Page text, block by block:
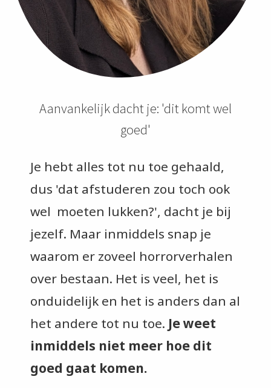
Aanvankelijk dacht je: 'dit komt wel
goed'
Je hebt alles tot nu toe gehaald,
dus 'dat afstuderen zou toch ook
wel moeten lukken?', dacht je bij
jezelf. Maar inmiddels snap je
waarom er zoveel horrorverhalen
over bestaan. Het is veel, het is
onduidelijk en het is anders dan al
het andere tot nu toe. Je weet
inmiddels niet meer hoe dit
goed gaat komen.